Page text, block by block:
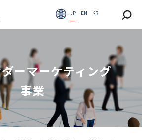
JP EN KR
ーマーケティング
事業